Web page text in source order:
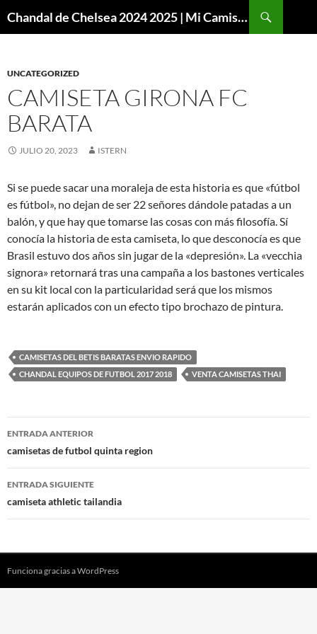
Chandal de Chelsea 2024 2025 | Mi Camiseta Futbol
UNCATEGORIZED
CAMISETA GIRONA FC
BARATA
JULIO 20, 2023 ISTERN
Si se puede sacar una moraleja de esta historia es que «fútbol
es fútbol», no dejan de ser 22 señores dándole patadas a un
balón, y que hay que tomarse las cosas con más filosofía. Sí
conocía la historia de esta camiseta, lo que desconocía es que
Brasil estuvo dos años sin jugar de la «depresión». La «vecchia
signora» retornará tras una campaña a los bastones verticales
en su kit local con la particularidad será que los mismos
estarán aplicados con un efecto tipo brochazo de pintura.
CAMISETAS DEL BETIS BARATAS ENVIO RAPIDO
CHANDAL EQUIPOS DE FUTBOL 2017 2018
VENTA CAMISETAS THAI
Navegación
de
entradas
ENTRADA ANTERIOR
camisetas de futbol quinta region
ENTRADA SIGUIENTE
camiseta athletic tailandia
Funciona gracias a WordPress